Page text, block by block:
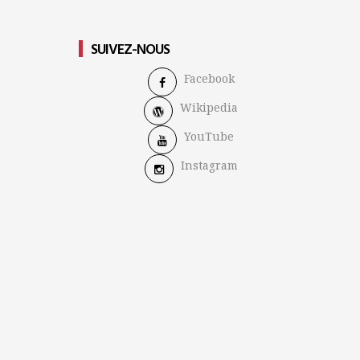
SUIVEZ-NOUS
Facebook
Wikipedia
YouTube
Instagram